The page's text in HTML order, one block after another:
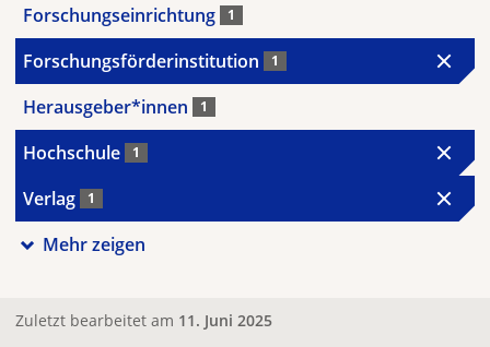
Forschungseinrichtung 1
Forschungsförderinstitution 1
Herausgeber*innen 1
Hochschule 1
Verlag 1
Mehr zeigen
Zuletzt bearbeitet am 11. Juni 2025